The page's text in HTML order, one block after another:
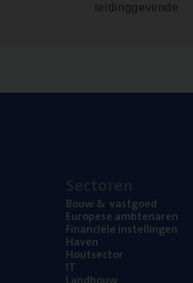
leidinggevende
Bouw& vastgoed
Euro­pe­se ambtenaren
Finan­ci­ë­le instellingen
Haven
Hout­sec­tor
IT